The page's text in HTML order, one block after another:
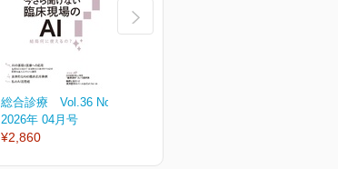
総合診療 Vol.36 No.4
2026年 04月号
¥2,860